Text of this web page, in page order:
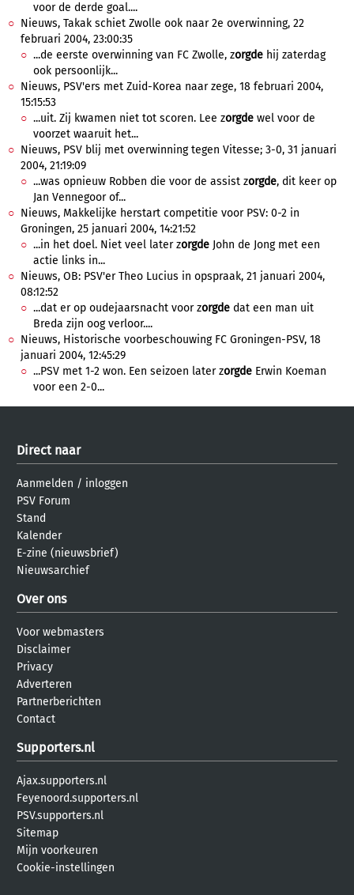
voor de derde goal....
Nieuws, Takak schiet Zwolle ook naar 2e overwinning, 22
februari 2004, 23:00:35
...de eerste overwinning van FC Zwolle, zorgde hij zaterdag
ook persoonlijk...
Nieuws, PSV'ers met Zuid-Korea naar zege, 18 februari 2004,
15:15:53
...uit. Zij kwamen niet tot scoren. Lee zorgde wel voor de
voorzet waaruit het...
Nieuws, PSV blij met overwinning tegen Vitesse; 3-0, 31 januari
2004, 21:19:09
...was opnieuw Robben die voor de assist zorgde, dit keer op
Jan Vennegoor of...
Nieuws, Makkelijke herstart competitie voor PSV: 0-2 in
Groningen, 25 januari 2004, 14:21:52
...in het doel. Niet veel later zorgde John de Jong met een
actie links in...
Nieuws, OB: PSV'er Theo Lucius in opspraak, 21 januari 2004,
08:12:52
...dat er op oudejaarsnacht voor zorgde dat een man uit
Breda zijn oog verloor....
Nieuws, Historische voorbeschouwing FC Groningen-PSV, 18
januari 2004, 12:45:29
...PSV met 1-2 won. Een seizoen later zorgde Erwin Koeman
voor een 2-0...
Direct naar
Aanmelden / inloggen
PSV Forum
Stand
Kalender
E-zine (nieuwsbrief)
Nieuwsarchief
Over ons
Voor webmasters
Disclaimer
Privacy
Adverteren
Partnerberichten
Contact
Supporters.nl
Ajax.supporters.nl
Feyenoord.supporters.nl
PSV.supporters.nl
Sitemap
Mijn voorkeuren
Cookie-instellingen